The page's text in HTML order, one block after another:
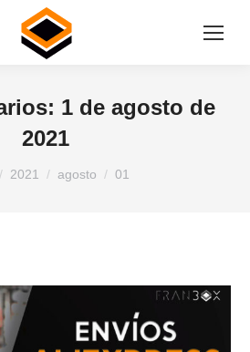
1 de agosto de
2021
2021 agosto 01